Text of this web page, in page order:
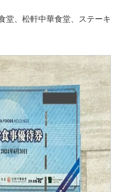
堂、松軒中華食堂、ステーキ